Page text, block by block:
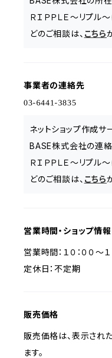
ＲＩＰＰＬＥ～リプル
どのご相談は、 こちら
事業者の連絡先
ネットショップ作成サ
BASE株式会社の連絡
ＲＩＰＰＬＥ～リプル
どのご相談は、 こちら
営業時間・ショップ情
営業時間：１０：００～
定休日：不定期
販売価格
販売価格は、表示され
ます。